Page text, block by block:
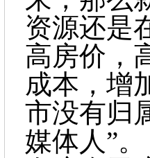
资源还是
高房价，
成本，增
市没有归
媒体人”。